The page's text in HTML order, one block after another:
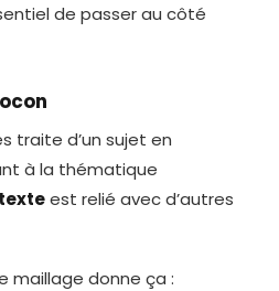
de passer au côté
traite d’un sujet en
à la thématique
texteest relié avec d’autres
maillage donne ça :